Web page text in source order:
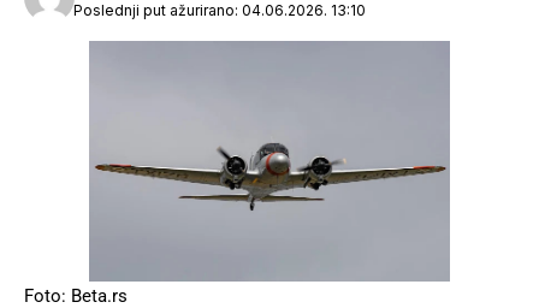
Poslednji put ažurirano: 04.06.2026. 13:10
Foto: Beta.rs